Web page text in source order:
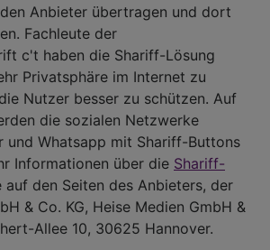
Anbieter übertragen und dort
Fachleute der
c't haben die Shariff-Lösung
Privatsphäre im Internet zu
Nutzer besser zu schützen. Auf
die sozialen Netzwerke
und Whatsapp mit Shariff-Buttons
Informationen über die Shariff-
auf den Seiten des Anbieters, der
& Co. KG, Heise Medien GmbH &
Allee 10, 30625 Hannover.